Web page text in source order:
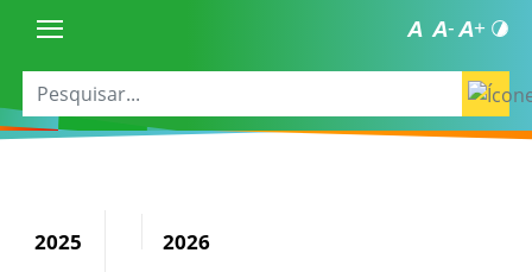
2025 2026